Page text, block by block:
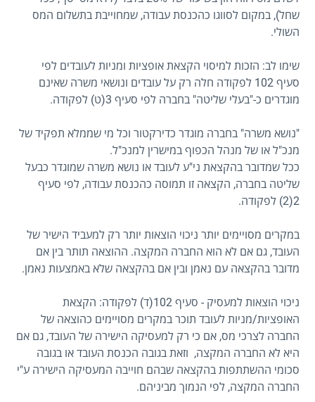
שחל), במקום לסווגו כהכנסת עבודה, שמחוייבת בתשלום המס
השולי.
שימו לב: הזכות למיסוי הקצאת אופציות ומניות לעובדים לפי
סעיף 102 לפקודה חלה רק על עובדים ונושאי משרה שאינם
מוגדרים כ-"בעלי שליטה" בחברה לפי סעיף 3(ט) לפקודה.
"נושא משרה" בחברה מוגדר כדירקטור וכל מי שממלא תפקיד של
מנכ"ל או של מנהל הכפוף במישרין למנכ"ל.
ככל שמדובר בהקצאת ני"ע לעובד או נושא משרה שמוגדר כבעל
שליטה בחברה, הקצאה זו תמוסה כהכנסת עבודה, לפי סעיף
2(2) לפקודה.
במקרים מסויימים יותר ניכוי הוצאות יותר רק למעביד הישיר של
העובד, גם אם לא הוא החברה המקצה. ההוצאה תותר בין אם
מדובר בהקצאה עם נאמן ובין אם בהקצאה שלא באמצעות נאמן.
ניכוי הוצאות למעסיק - סעיף 102(ד) לפקודה: הקצאת
האופציות/מניות לעובד תוכר במקרים מסויימים כהוצאה של
החברה לצרכי מס, אם כי רק למעסיקה הישירה של העובד, גם אם
היא לא החברה המקצה, וזאת בגובה הכנסת העובד או בגובה
סכומי ההשתתפות בהקצאה שבהם חוייבה המעסיקה הישירה ע"י
החברה המקצה, לפי הנמוך מביניהם.